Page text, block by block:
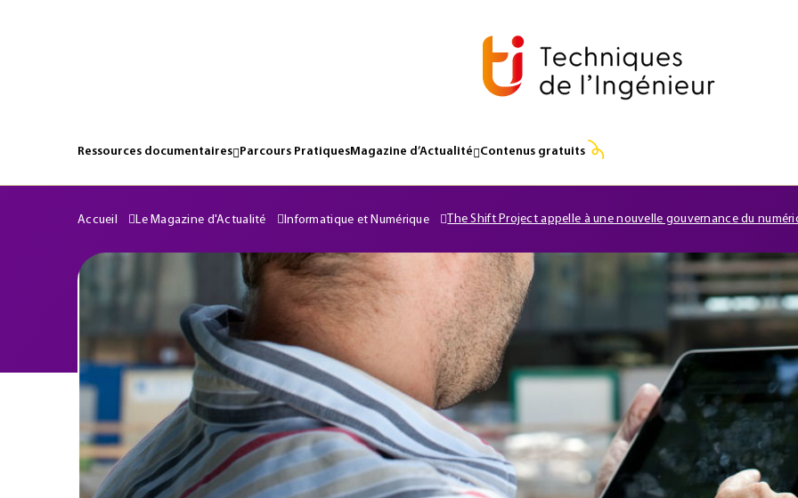
Ressources documentaires Parcours PratiquesMagazine d’Actualité Contenus gratuits
Accueil Le Magazine d'Actualité Informatique et Numérique The Shift Project appelle à une nouvelle gouvernance du